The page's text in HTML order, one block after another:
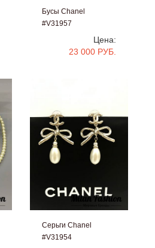
Бусы Chanel
#V31957
Цена:
23 000 РУБ.
Серьги Chanel
#V31954